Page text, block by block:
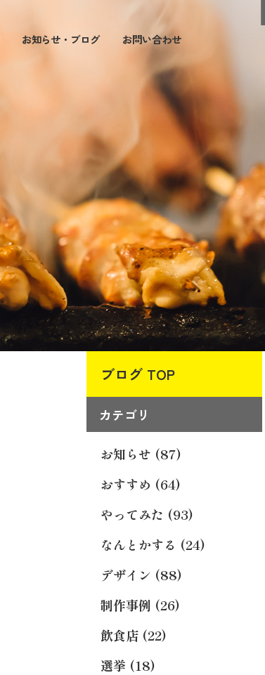
お知らせ・ブログ お問い合わせ
ブログ TOP
カテゴリ
お知らせ (87)
おすすめ (64)
やってみた (93)
なんとかする (24)
デザイン (88)
制作事例 (26)
飲食店 (22)
選挙 (18)